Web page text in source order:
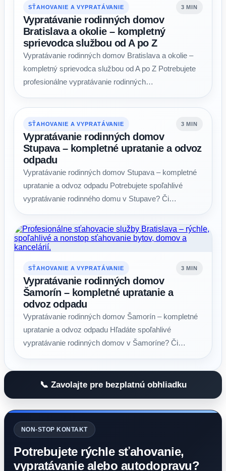
SŤAHOVANIE A VYPRATÁVANIE 3 MIN
Vypratávanie rodinných domov
Bratislava a okolie – kompletný
sprievodca službou od A po Z
Vypratávanie rodinných domov Bratislava a okolie –
kompletný sprievodca službou od A po Z Potrebujete
profesionálne vypratávanie rodinných…
SŤAHOVANIE A VYPRATÁVANIE 3 MIN
Vypratávanie rodinných domov
Stupava – kompletné upratanie a odvoz
odpadu
Vypratávanie rodinných domov Stupava – kompletné
upratanie a odvoz odpadu Potrebujete spoľahlivé
vypratávanie rodinného domu v Stupave? Či…
SŤAHOVANIE A VYPRATÁVANIE 3 MIN
Vypratávanie rodinných domov
Šamorín – kompletné upratanie a
odvoz odpadu
Vypratávanie rodinných domov Šamorín – kompletné
upratanie a odvoz odpadu Hľadáte spoľahlivé
vypratávanie rodinných domov v Šamoríne? Či…
📞 Zavolajte pre bezplatnú obhliadku
NON-STOP KONTAKT
Potrebujete rýchle sťahovanie,
vypratávanie alebo autodopravu?